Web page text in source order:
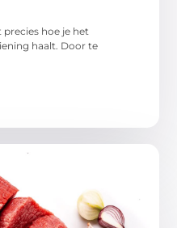
hoe je het
haalt. Door te